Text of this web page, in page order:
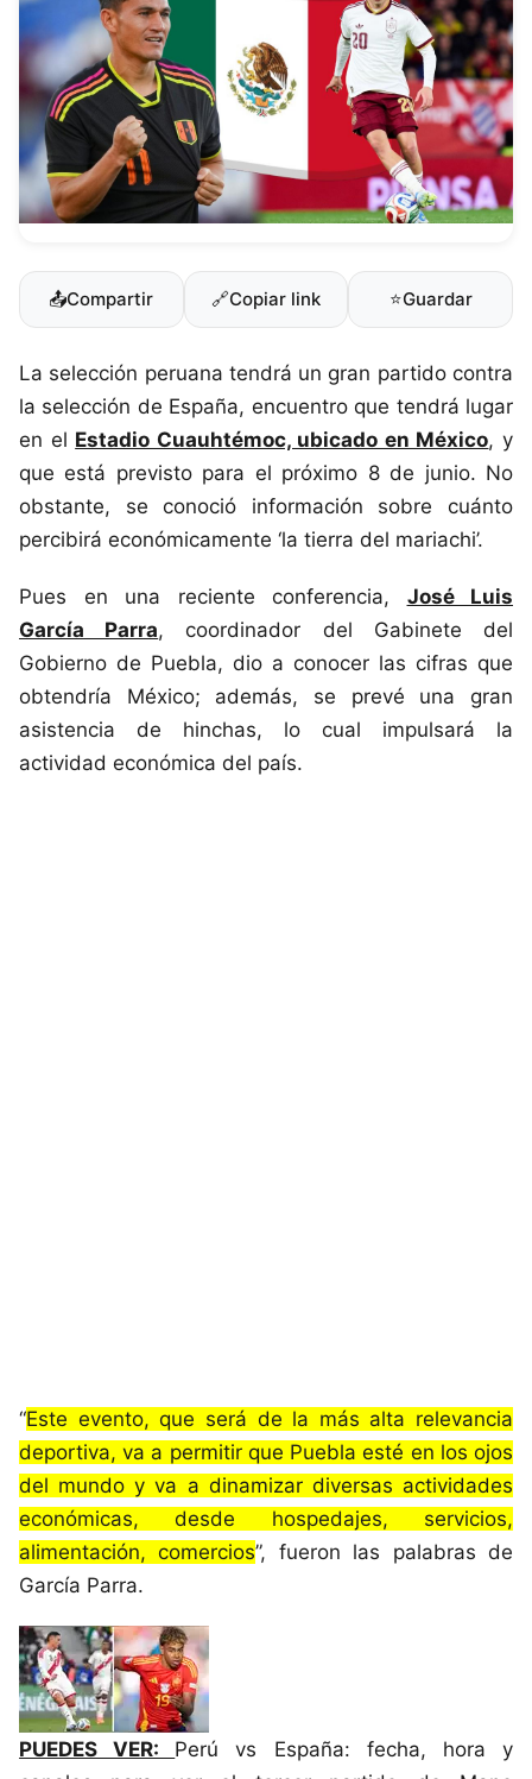
📤Compartir 🔗Copiar link ⭐Guardar
La selección peruana tendrá un gran partido contra
la selección de España, encuentro que tendrá lugar
en el Estadio Cuauhtémoc, ubicado en México, y
que está previsto para el próximo 8 de junio. No
obstante, se conoció información sobre cuánto
percibirá económicamente ‘la tierra del mariachi’.
Pues en una reciente conferencia, José Luis
García Parra, coordinador del Gabinete del
Gobierno de Puebla, dio a conocer las cifras que
obtendría México; además, se prevé una gran
asistencia de hinchas, lo cual impulsará la
actividad económica del país.
“Este evento, que será de la más alta relevancia
deportiva, va a permitir que Puebla esté en los ojos
del mundo y va a dinamizar diversas actividades
económicas, desde hospedajes, servicios,
alimentación, comercios”, fueron las palabras de
García Parra.
PUEDES VER: Perú vs España: fecha, hora y